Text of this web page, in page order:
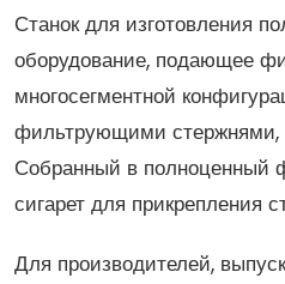
Станок для изготовления
оборудование, подающее
многосегментной
фильтрующими стержнями,
Собранный в полноценный
сигарет для прикрепления
Для производителей,